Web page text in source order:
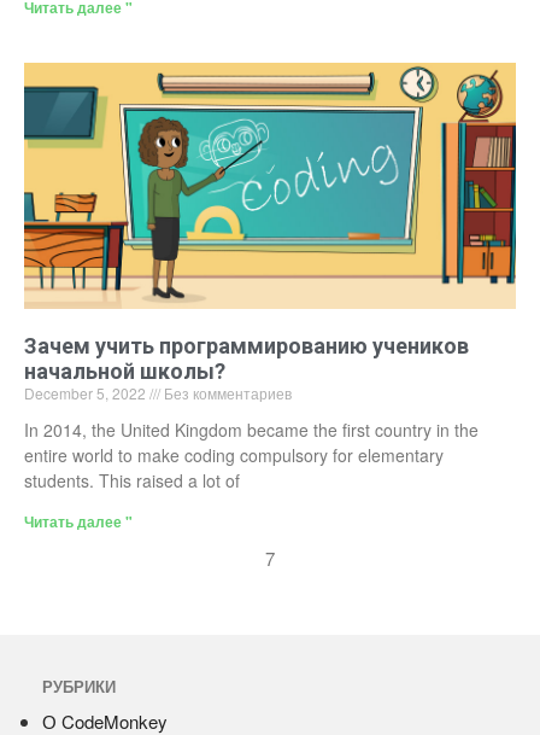
Читать далее "
Зачем учить программированию учеников
начальной школы?
December 5, 2022 Без комментариев
In 2014, the United Kingdom became the first country in the
entire world to make coding compulsory for elementary
students. This raised a lot of
Читать далее "
7
РУБРИКИ
О CodeMonkey